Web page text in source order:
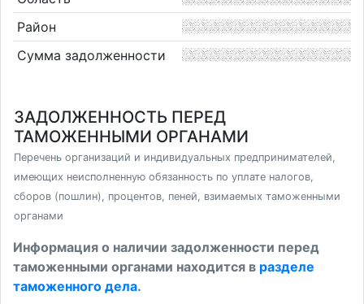
Район
Сумма задолженности
ЗАДОЛЖЕННОСТЬ ПЕРЕД
ТАМОЖЕННЫМИ ОРГАНАМИ
Перечень организаций и индивидуальных предпринимателей,
имеющих неисполненную обязанность по уплате налогов,
сборов (пошлин), процентов, пеней, взимаемых таможенными
органами
Информация о наличии задолженности перед
таможенными органами находится в разделе
таможенного дела.